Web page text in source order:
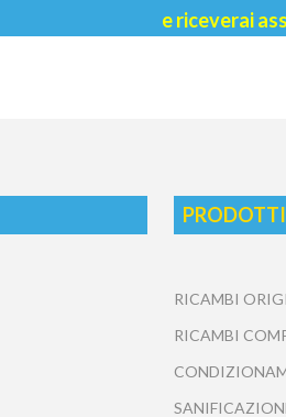
e riceverai
PRODOTTI
RICAMBI
RICAMBI